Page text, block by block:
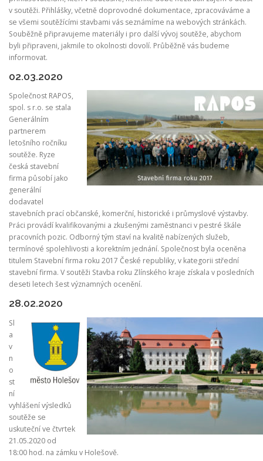
v soutěži. Přihlášky, včetně doprovodné dokumentace, zpracováváme a
se všemi soutěžícími stavbami vás seznámíme na webových stránkách.
Souběžně připravujeme materiály i pro další vývoj soutěže, abychom
byli připraveni, jakmile to okolnosti dovolí. Průběžně vás budeme
informovat.
02.03.2020
Společnost RAPOS,
spol. s r.o. se stala
Generálním
partnerem
letošního ročníku
soutěže. Ryze
česká stavební
firma působí jako
generální
dodavatel
stavebních prací občanské, komerční, historické i průmyslové výstavby.
Práci provádí kvalifikovanými a zkušenými zaměstnanci v pestré škále
pracovních pozic. Odborný tým staví na kvalitě nabízených služeb,
termínové spolehlivosti a korektním jednání. Společnost byla oceněna
titulem Stavební firma roku 2017 České republiky, v kategorii střední
stavební firma. V soutěži Stavba roku Zlínského kraje získala v posledních
deseti letech šest významných ocenění.
28.02.2020
Sl
a
v
n
o
st
ní
vyhlášení výsledků
soutěže se
uskuteční ve čtvrtek
21.05.2020 od
18:00 hod. na zámku v Holešově.